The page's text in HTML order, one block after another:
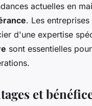
actuelles en
. Les
d'une expertise
sont essentielles
et